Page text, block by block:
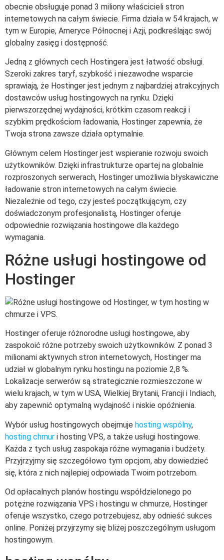
obecnie obsługuje ponad 3 miliony właścicieli stron
internetowych na całym świecie. Firma działa w 54 krajach, w
tym w Europie, Ameryce Północnej i Azji, podkreślając swój
globalny zasięg i dostępność.
Jedną z głównych cech Hostingera jest łatwość obsługi.
Szeroki zakres taryf, szybkość i niezawodne wsparcie
sprawiają, że Hostinger jest jednym z najbardziej atrakcyjnych
dostawców usług hostingowych na rynku. Dzięki
pierwszorzędnej wydajności, krótkim czasom reakcji i
szybkim prędkościom ładowania, Hostinger zapewnia, że
Twoja strona zawsze działa optymalnie.
Głównym celem Hostinger jest wspieranie rozwoju swoich
użytkowników. Dzięki infrastrukturze opartej na globalnie
rozproszonych serwerach, Hostinger umożliwia błyskawiczne
ładowanie stron internetowych na całym świecie.
Niezależnie od tego, czy jesteś początkującym, czy
doświadczonym profesjonalistą, Hostinger oferuje
odpowiednie rozwiązania hostingowe dla każdego
wymagania.
Różne usługi hostingowe od
Hostinger
Hostinger oferuje różnorodne usługi hostingowe, aby
zaspokoić różne potrzeby swoich użytkowników. Z ponad 3
milionami aktywnych stron internetowych, Hostinger ma
udział w globalnym rynku hostingu na poziomie 2,8 %.
Lokalizacje serwerów są strategicznie rozmieszczone w
wielu krajach, w tym w USA, Wielkiej Brytanii, Francji i Indiach,
aby zapewnić optymalną wydajność i niskie opóźnienia.
Wybór usług hostingowych obejmuje hosting wspólny,
hosting chmur i hosting VPS, a także usługi hostingowe.
Każda z tych usług zaspokaja różne wymagania i budżety.
Przyjrzyjmy się szczegółowo tym opcjom, aby dowiedzieć
się, która z nich najlepiej odpowiada Twoim potrzebom.
Od opłacalnych planów hostingu współdzielonego po
potężne rozwiązania VPS i hostingu w chmurze, Hostinger
oferuje wszystko, czego potrzebujesz, aby odnieść sukces
online. Poniżej przyjrzymy się bliżej poszczególnym usługom
hostingowym.